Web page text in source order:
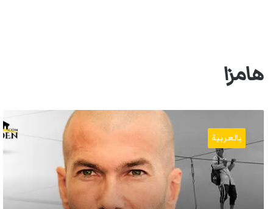
هامزا
وهكسلي
:
الصدقات
والإشراط
للشّاوية.
بالعربية